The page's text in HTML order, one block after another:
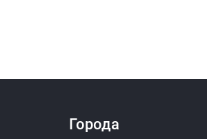
Города